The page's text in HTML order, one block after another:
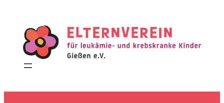
springen